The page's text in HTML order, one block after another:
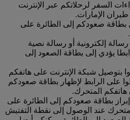
السفر لرحلاتكم عبر الإنترنت
الإمارات.
بطاقة صعودكم إلى الطائرة على
إلكترونية أو رسالة نصية
يؤدي إلى بطاقة الصعود إلى
بتوصيل شبكة الإنترنت على هاتفكم
على الرابط لإظهار بطاقة صعودكم
هاتفكم المتحرك.
بطاقة صعودكم إلى الطائرة على
عند الوصول إلى نقطة التفتيش